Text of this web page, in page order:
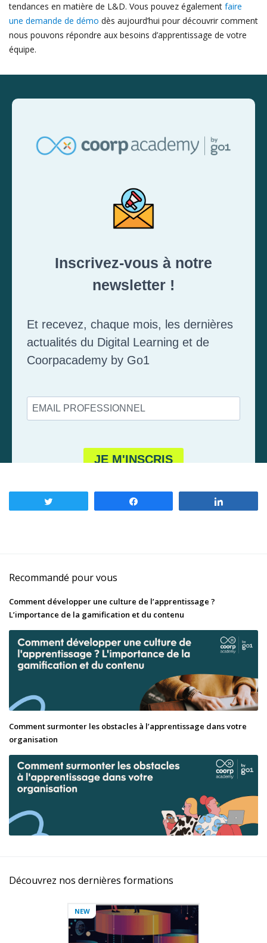
tendances en matière de L&D. Vous pouvez également faire
une demande de démo dès aujourd’hui pour découvrir comment
nous pouvons répondre aux besoins d’apprentissage de votre
équipe.
Recommandé pour vous
Comment développer une culture de l’apprentissage ?
L’importance de la gamification et du contenu
Comment surmonter les obstacles à l’apprentissage dans votre
organisation
Découvrez nos dernières formations
NEW